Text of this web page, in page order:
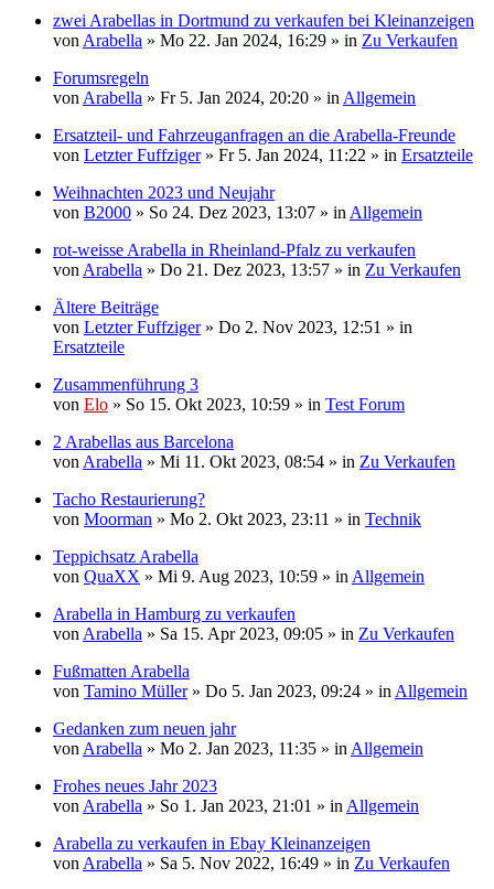
zwei Arabellas in Dortmund zu verkaufen bei Kleinanzeigen
von Arabella » Mo 22. Jan 2024, 16:29 » in Zu Verkaufen
Forumsregeln
von Arabella » Fr 5. Jan 2024, 20:20 » in Allgemein
Ersatzteil- und Fahrzeuganfragen an die Arabella-Freunde
von Letzter Fuffziger» Fr 5. Jan 2024, 11:22 » in Ersatzteile
Weihnachten 2023 und Neujahr
von B2000 » So 24. Dez 2023, 13:07 » in Allgemein
rot-weisse Arabella in Rheinland-Pfalz zu verkaufen
von Arabella » Do 21. Dez 2023, 13:57 » in Zu Verkaufen
Ältere Beiträge
von Letzter Fuffziger» Do 2. Nov 2023, 12:51 » in
Ersatzteile
Zusammenführung 3
von Elo » So 15. Okt 2023, 10:59 » in Test Forum
2 Arabellas aus Barcelona
von Arabella » Mi 11. Okt 2023, 08:54 » in Zu Verkaufen
Tacho Restaurierung?
von Moorman » Mo 2. Okt 2023, 23:11 » in Technik
Teppichsatz Arabella
von QuaXX » Mi 9. Aug 2023, 10:59 » in Allgemein
Arabella in Hamburg zu verkaufen
von Arabella » Sa 15. Apr 2023, 09:05 » in Zu Verkaufen
Fußmatten Arabella
von Tamino Müller» Do 5. Jan 2023, 09:24 » in Allgemein
Gedanken zum neuen jahr
von Arabella » Mo 2. Jan 2023, 11:35 » in Allgemein
Frohes neues Jahr 2023
von Arabella » So 1. Jan 2023, 21:01 » in Allgemein
Arabella zu verkaufen in Ebay Kleinanzeigen
von Arabella » Sa 5. Nov 2022, 16:49 » in Zu Verkaufen